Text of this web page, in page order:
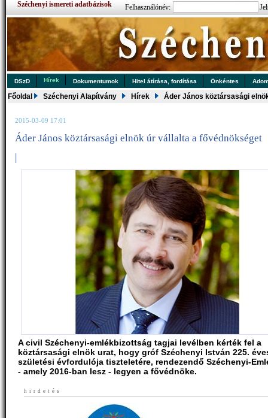
Széchenyi ismereti adatbázisok Felhasználónév:
DSzD Hírek Dokumentumok Hitel átírása, fordítása Önkéntes
Főoldal Széchenyi Alapítvány Hírek Áder János köztársasági
2015-03-09 17:01
Áder János köztársasági elnök úr vállalta a fővédnökséget
|
A civil Széchenyi-emlékbizottság tagjai levélben kérték fel a
köztársasági elnök urat, hogy gróf Széchenyi István 225.
születési évfordulója tiszteletére, rendezendő Széchenyi-
- amely 2016-ban lesz - legyen a fővédnöke.
hirdetés